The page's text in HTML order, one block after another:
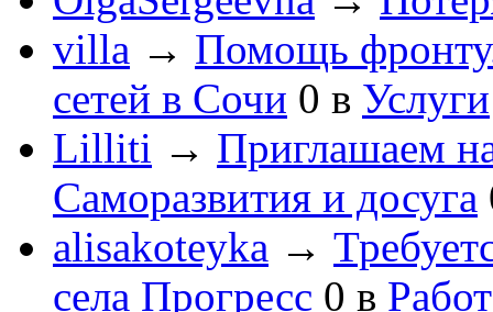
villa → Помощь
сетей в Сочи 0 в Услуги
Lilliti → Приглашаем
Саморазвития и досуга
alisakoteyka →
села Прогресс 0 в